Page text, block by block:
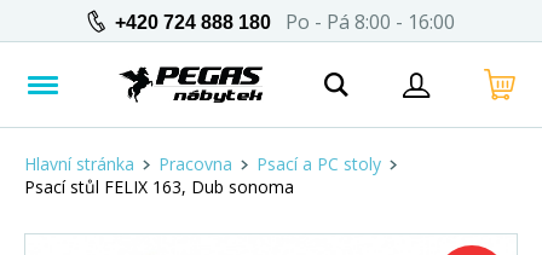
+420 724 888 180 Po - Pá 8:00 - 16:00
Hlavní stránka Pracovna
Psací a PC stoly
Psací stůl FELIX 163, Dub sonoma